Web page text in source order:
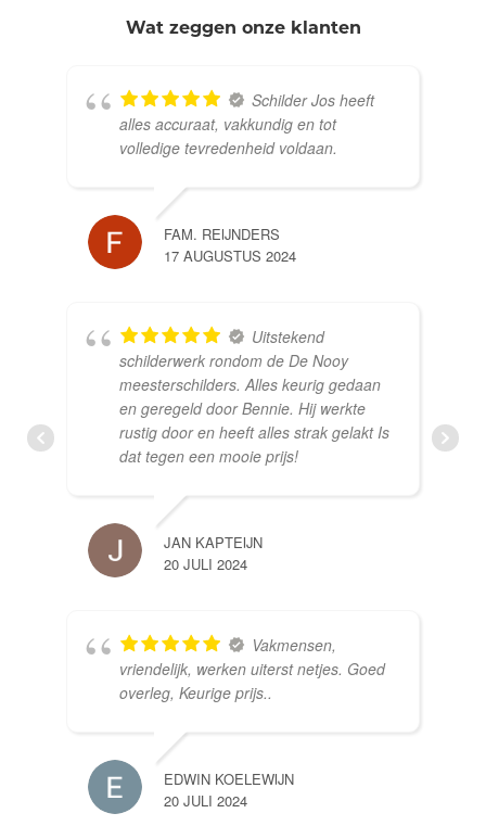
Wat zeggen onze klanten
Schilder Jos heeft
alles accuraat, vakkundig en tot
volledige tevredenheid voldaan.
FAM. REIJNDERS
17 AUGUSTUS 2024
Uitstekend
schilderwerk rondom de De Nooy
meesterschilders. Alles keurig gedaan
en geregeld door Bennie. Hij werkte
rustig door en heeft alles strak gelakt Is
dat tegen een mooie prijs!
JAN KAPTEIJN
20 JULI 2024
Vakmensen,
vriendelijk, werken uiterst netjes. Goed
overleg, Keurige prijs..
EDWIN KOELEWIJN
20 JULI 2024